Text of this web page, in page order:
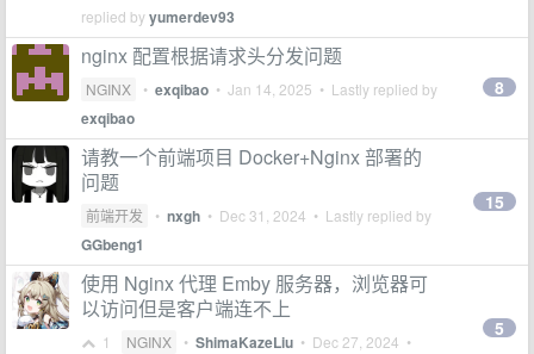
replied byyumerdev93
nginx 配置根据请求头分发问题
NGINX • exqibao • Jan 14, 2025 • Lastly replied by
exqibao
8
请教一个前端项目 Docker+Nginx 部署的
问题
前端开发 • nxgh • Dec 31, 2024 • Lastly replied by
GGbeng1
15
使用 Nginx 代理 Emby 服务器，浏览器可
以访问但是客户端连不上
1 NGINX • ShimaKazeLiu • Dec 27, 2024 •
5